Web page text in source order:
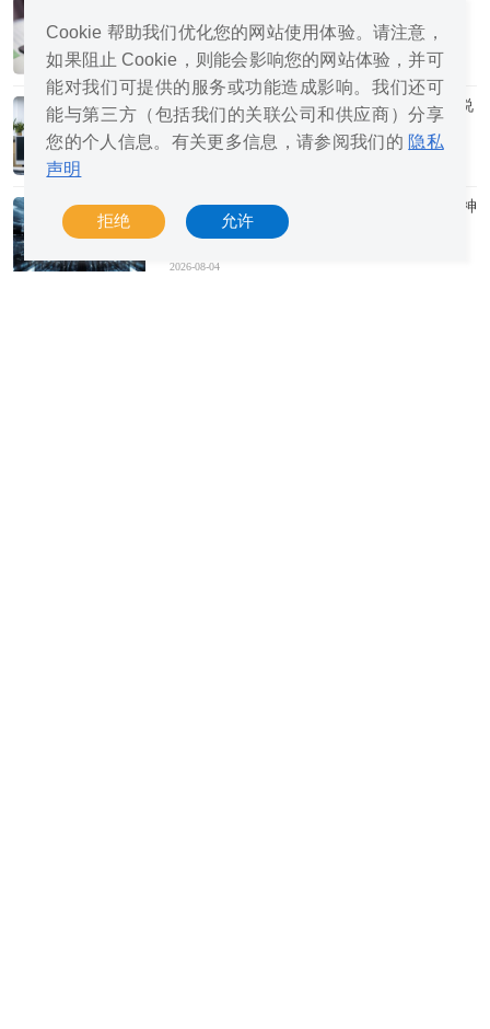
2026-08-04
微软称8GB内存对运行Windows 11的用户来说
应该够了
迪拜烈日黄沙中，AI、服务器农场与乐观精神
竞相绽放
2026-08-04
Cookie 帮助我们优化您的网站使用体验。请注意，
如果阻止 Cookie，则能会影响您的网站体验，并可
能对我们可提供的服务或功能造成影响。我们还可
能与第三方（包括我们的关联公司和供应商）分享
您的个人信息。有关更多信息，请参阅我们的 隐私
声明
拒绝 允许